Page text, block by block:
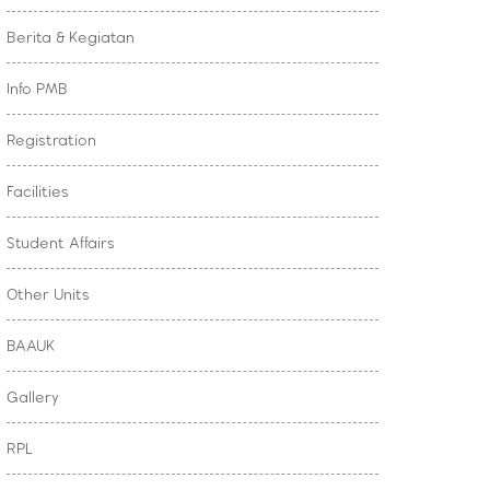
Berita & Kegiatan
Info PMB
Registration
Facilities
Student Affairs
Other Units
BAAUK
Gallery
RPL